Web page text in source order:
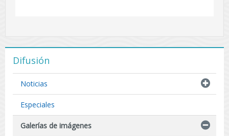
Difusión
Noticias
Especiales
Galerías de imágenes